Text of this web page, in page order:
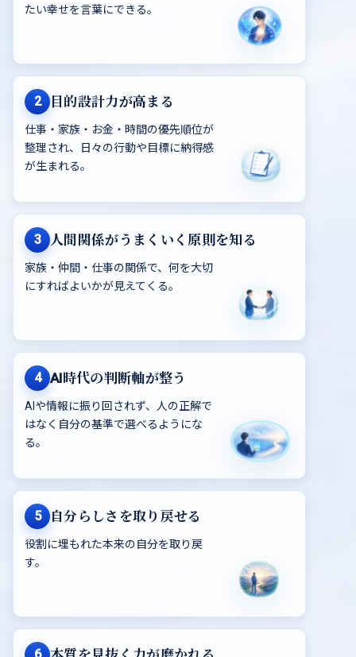
たい幸せを言葉にできる。
2 目的設計力が高まる
仕事・家族・お金・時間の優先順位が
整理され、日々の行動や目標に納得感
が生まれる。
3 人間関係がうまくいく原則を知る
家族・仲間・仕事の関係で、何を大切
にすればよいかが見えてくる。
4 AI時代の判断軸が整う
AIや情報に振り回されず、人の正解で
はなく自分の基準で選べるようにな
る。
5 自分らしさを取り戻せる
役割に埋もれた本来の自分を取り戻
す。